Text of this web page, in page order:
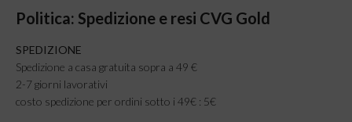
Politica: Spedizione e resi CVG Gold
SPEDIZIONE
Spedizione a casa gratuita sopra a 49 €
2-7 giorni lavorativi
costo spedizione per ordini sotto i 49€ : 5€